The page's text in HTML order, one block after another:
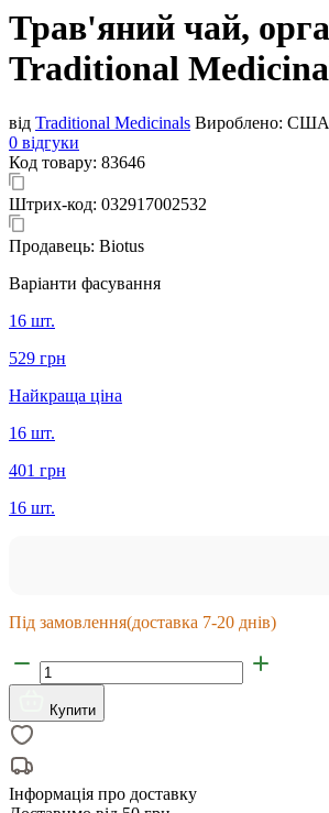
Трав'яний чай,
Traditional
від Traditional Medicinals Вироблено: США
0 відгуки
Код товару: 83646
Штрих-код: 032917002532
Продавець: Biotus
Варіанти фасування
16 шт.
529 грн
Найкраща ціна
16 шт.
401 грн
16 шт.
Під замовлення(доставка 7-20 днів)
Купити
Інформація про доставку